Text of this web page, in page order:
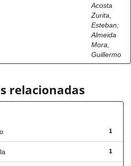
Acosta
Zurita,
Esteban;
Almeida
Mora,
Guillermo
relacionadas
1
1